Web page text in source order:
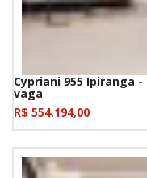
Cypriani 955 Ipiranga
vaga
R$ 554.194,00